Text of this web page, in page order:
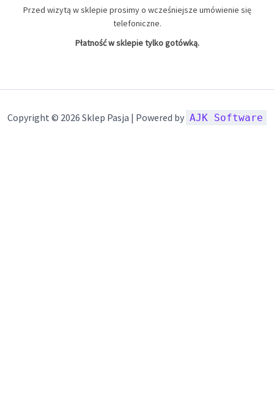
Przed wizytą w sklepie prosimy o wcześniejsze umówienie się
telefoniczne.
Płatność w sklepie tylko gotówką.
Copyright © 2026 Sklep Pasja | Powered by AJK Software